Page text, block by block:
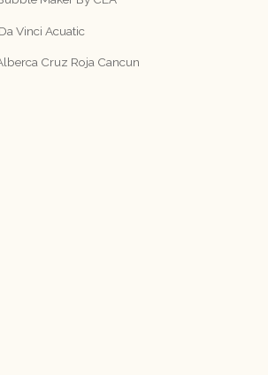
Vinci Acuatic
Cruz Roja Cancun